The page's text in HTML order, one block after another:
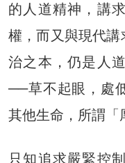
的人道精神，講
權，而又與現代
治之本，仍是人
──草不起眼，處
其他生命，所謂「
只知追求嚴緊控